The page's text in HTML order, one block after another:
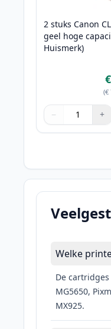
2 stuks Canon
geel hoge
Huismerk)
(€
Aantal
Gebruik de
− +
Aantal 1
Welke
De cartridges
MG5650,
MX925.